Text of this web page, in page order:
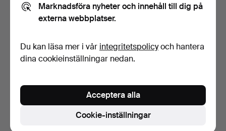
Miranda of Sweden, sent…
Du kan också söka ivårt arkiv med avslutade auktioner
Marknadsföra nyheter och innehåll till dig på
externa webbplatser.
Du kan läsa mer i vår integritetspolicyoch hantera
dina cookieinställningar nedan.
Cookie-inställningar
Acceptera alla